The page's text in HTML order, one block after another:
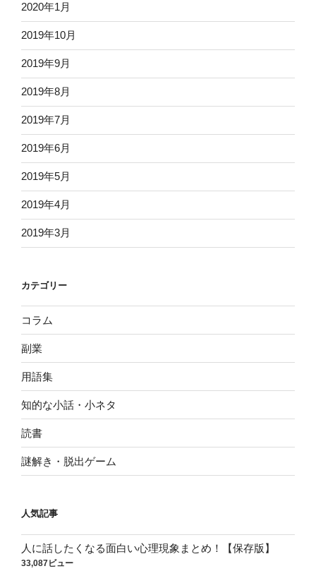
2020年1月
2019年10月
2019年9月
2019年8月
2019年7月
2019年6月
2019年5月
2019年4月
2019年3月
カテゴリー
コラム
副業
用語集
知的な小話・小ネタ
読書
謎解き・脱出ゲーム
人気記事
人に話したくなる面白い心理現象まとめ！【保存版】
33,087ビュー